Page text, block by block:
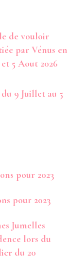
de vouloir
par Vénus en
5 Aout 2026
9 Juillet au 5
pour 2023
pour 2023
Jumelles
lors du
du 20